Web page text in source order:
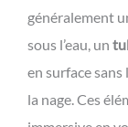
généralement
sous l’eau, un
en surface
la nage. Ces